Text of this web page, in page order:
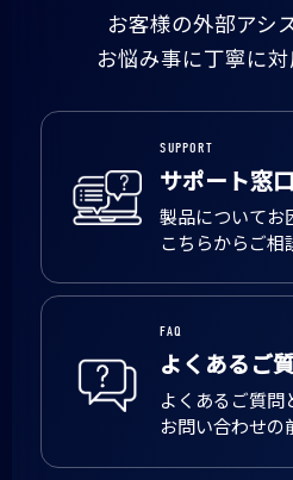
お客様の外部アシ
お悩み事に丁寧に対
SUPPORT
サポート窓口
製品についてお
こちらからご相
FAQ
よくあるご
よくあるご質問
お問い合わせの